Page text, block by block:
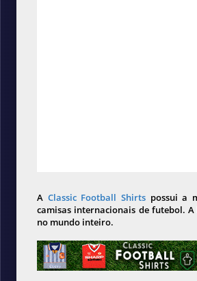
A Classic Football Shirts possui a
camisas internacionais de futebol.
no mundo inteiro.